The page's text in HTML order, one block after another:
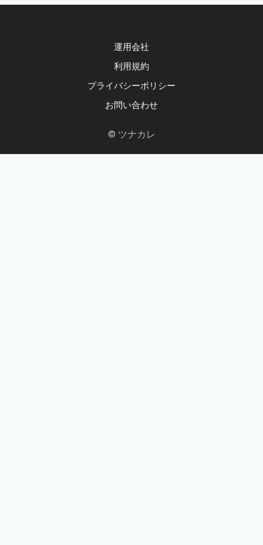
運用会社
利用規約
プライバシーポリシー
お問い合わせ
© ツナカレ